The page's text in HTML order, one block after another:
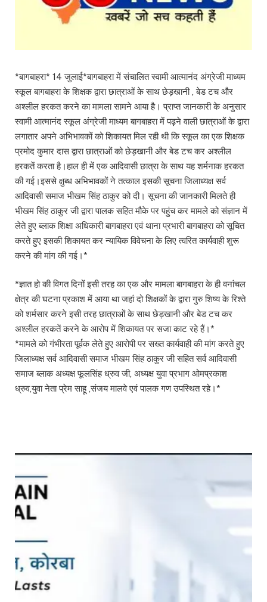
*बागबाहरा* 14 जुलाई*बागबाहरा में संचालित स्वामी आत्मानंद अंग्रेजी माध्यम
स्कूल बागबाहरा के शिक्षक द्वारा छात्राओं के साथ छेड़खानी , बेड टच और
अश्लील हरकत करने का मामला सामने आया है। प्राप्त जानकारी के अनुसार
स्वामी आत्मानंद स्कूल अंग्रेजी माध्यम बागबाहरा में पढ़ने वाली छात्राओं के द्वारा
लगातार अपने अभिभावकों को शिकायत मिल रही थी कि स्कूल का एक शिक्षक
प्रमोद कुमार दास द्वारा छात्राओं को छेड़खानी और बेड टच कर अश्लील
हरकतें करता है।हाल ही में एक आदिवासी छात्रा के साथ यह शर्मनाक हरकत
की गई।इससे क्षुब्ध अभिभावकों ने तत्काल इसकी सूचना जिलाध्यक्ष सर्व
आदिवासी समाज भीखम सिंह ठाकुर को दी। सूचना की जानकारी मिलते ही
भीखम सिंह ठाकुर जी द्वारा पालक सहित मौके पर पहुंच कर मामले को संज्ञान में
लेते हुए ब्लाक शिक्षा अधिकारी बागबाहरा एवं थाना प्रभारी बागबाहरा को सूचित
करते हुए इसकी शिकायत कर न्यायिक विवेचना के लिए त्वरित कार्यवाही शुरू
करने की मांग की गई।*
*ज्ञात हो की विगत दिनों इसी तरह का एक और मामला बागबाहरा के ही वनांचल
क्षेत्र की घटना प्रकाश में आया था जहां दो शिक्षकों के द्वारा गुरु शिष्य के रिश्ते
को शर्मसार करने इसी तरह छात्राओं के साथ छेड़खानी और बेड टच कर
अश्लील हरकतें करने के आरोप में शिकायत पर सजा काट रहे हैं।*
*मामले को गंभीरता पूर्वक लेते हुए आरोपी पर सख्त कार्यवाही की मांग करते हुए
जिलाध्यक्ष सर्व आदिवासी समाज भीखम सिंह ठाकुर जी सहित सर्व आदिवासी
समाज ब्लाक अध्यक्ष फूलसिंह ध्रुव जी, अध्यक्ष युवा प्रभाग ओमप्रकाश
ध्रुव,युवा नेता प्रेम साहू ,संजय मालवे एवं पालक गण उपस्थित रहे।*